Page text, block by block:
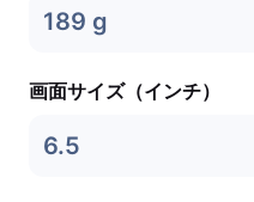
189 g
画面サイズ（インチ）
6.5